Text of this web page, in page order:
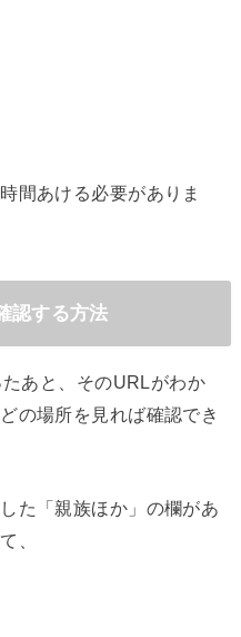
間あける必要がありま
認する方法
あと、そのURLがわか
の場所を見れば確認でき
た「親族ほか」の欄があ
、